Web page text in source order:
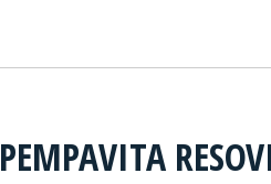
PEMPAVITA